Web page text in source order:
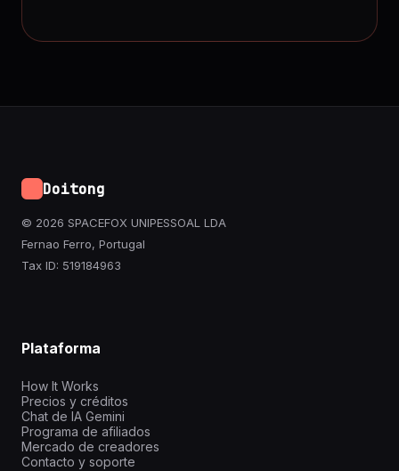
Doitong
© 2026 SPACEFOX UNIPESSOAL LDA
Fernao Ferro, Portugal
Tax ID: 519184963
Plataforma
How It Works
Precios y créditos
Chat de IA Gemini
Programa de afiliados
Mercado de creadores
Contacto y soporte